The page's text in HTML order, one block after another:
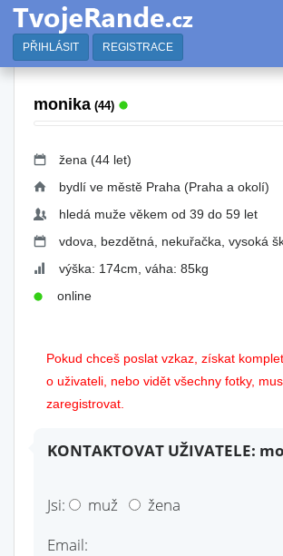
PŘIHLÁSIT REGISTRACE
monika (44)
žena (44 let)
bydlí ve městě Praha (Praha a okolí)
hledá muže věkem od 39 do 59 let
vdova, bezdětná, nekuřačka, vysoká
výška: 174cm, váha: 85kg
online
Pokud chceš poslat vzkaz, získat
o uživateli, nebo vidět všechny fotky,
zaregistrovat.
KONTAKTOVAT UŽIVATELE:
Jsi: muž
žena
Email: